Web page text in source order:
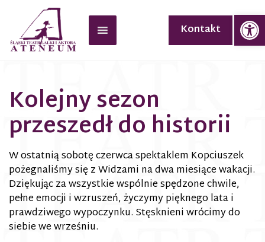
Kontakt
Kolejny sezon
przeszedł do historii
W ostatnią sobotę czerwca spektaklem Kopciuszek
pożegnaliśmy się z Widzami na dwa miesiące wakacji.
Dziękując za wszystkie wspólnie spędzone chwile,
pełne emocji i wzruszeń, życzymy pięknego lata i
prawdziwego wypoczynku. Stęsknieni wrócimy do
siebie we wrześniu.